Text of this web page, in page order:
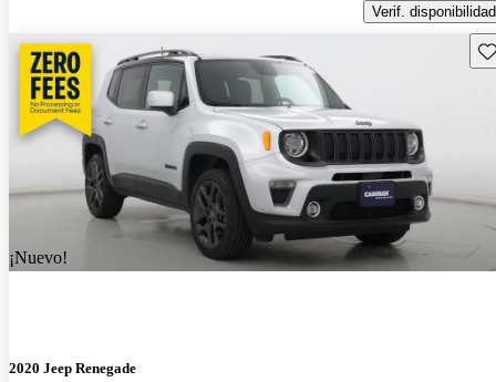
Verif. disponibilidad
¡Nuevo!
2020 Jeep Renegade